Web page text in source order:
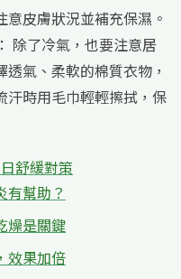
皮膚狀況並補充保濕。
除了冷氣，也要注意居
氣、柔軟的棉質衣物，
汗時用毛巾輕輕擦拭，保
舒緩對策
有幫助？
燥是關鍵
效果加倍